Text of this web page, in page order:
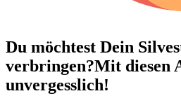
Du möchtest Dein
verbringen?Mit diesen
unvergesslich!